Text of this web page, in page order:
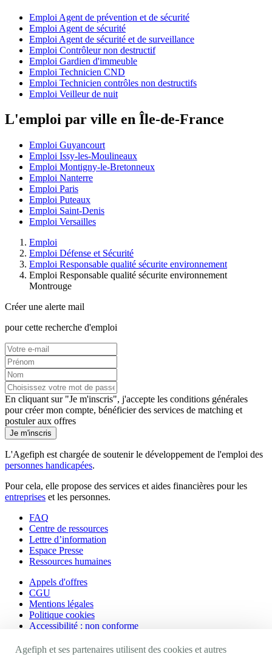
Emploi Agent de prévention et de sécurité
Emploi Agent de sécurité
Emploi Agent de sécurité et de surveillance
Emploi Contrôleur non destructif
Emploi Gardien d'immeuble
Emploi Technicien CND
Emploi Technicien contrôles non destructifs
Emploi Veilleur de nuit
L'emploi par ville en Île-de-France
Emploi Guyancourt
Emploi Issy-les-Moulineaux
Emploi Montigny-le-Bretonneux
Emploi Nanterre
Emploi Paris
Emploi Puteaux
Emploi Saint-Denis
Emploi Versailles
Emploi
Emploi Défense et Sécurité
Emploi Responsable qualité sécurite environnement
Emploi Responsable qualité sécurite environnement
Montrouge
Créer une alerte mail
pour cette recherche d'emploi
En cliquant sur "Je m'inscris", j'accepte les conditions générales
pour créer mon compte, bénéficier des services de matching et
postuler aux offres
Je m'inscris
L'Agefiph est chargée de soutenir le développement de l'emploi des
personnes handicapées.
Pour cela, elle propose des services et aides financières pour les
entreprises et les personnes.
FAQ
Centre de ressources
Lettre d’information
Espace Presse
Ressources humaines
Appels d'offres
CGU
Mentions légales
Politique cookies
Accessibilité : non conforme
Nos autres sites
Agefiph et ses partenaires utilisent des cookies et autres